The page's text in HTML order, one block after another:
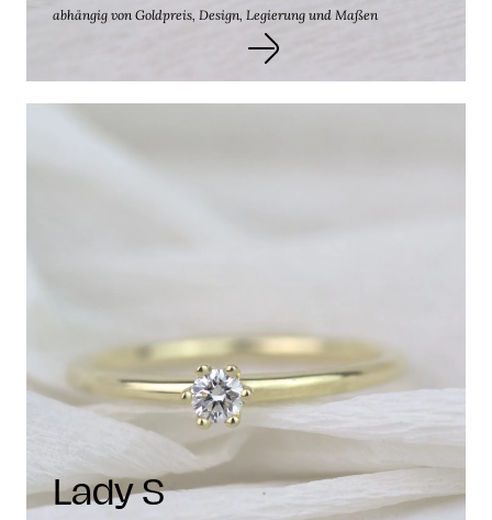
abhängig von Goldpreis, Design, Legierung und Maßen
Lady S